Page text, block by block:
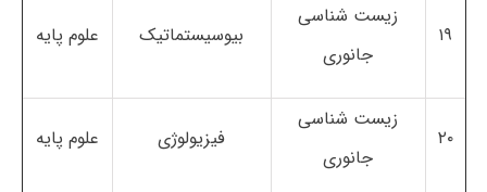
۱۹
زیست شناسی
جانوری
بیوسیستماتیک علوم پایه
۲۰
زیست شناسی
جانوری
فیزیولوژی علوم پایه